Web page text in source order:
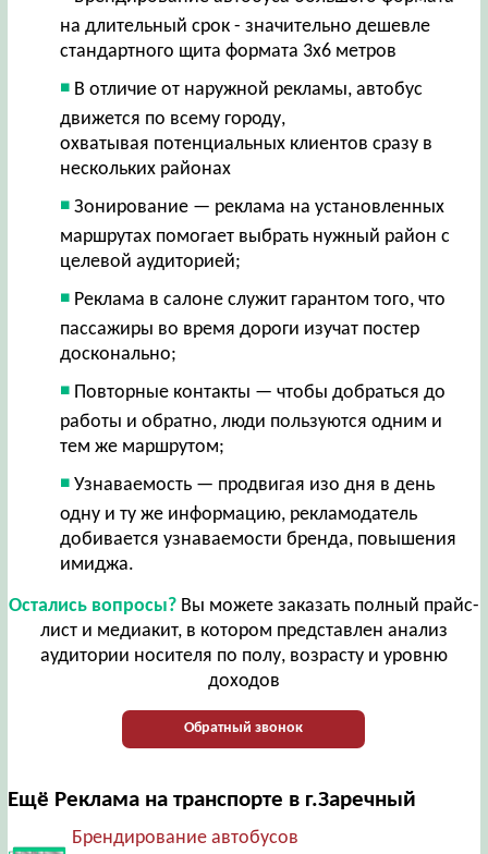
на длительный срок - значительно дешевле
стандартного щита формата 3х6 метров
В отличие от наружной рекламы, автобус
движется по всему городу,
охватывая потенциальных клиентов сразу в
нескольких районах
Зонирование — реклама на установленных
маршрутах помогает выбрать нужный район с
целевой аудиторией;
Реклама в салоне служит гарантом того, что
пассажиры во время дороги изучат постер
досконально;
Повторные контакты — чтобы добраться до
работы и обратно, люди пользуются одним и
тем же маршрутом;
Узнаваемость — продвигая изо дня в день
одну и ту же информацию, рекламодатель
добивается узнаваемости бренда, повышения
имиджа.
Остались вопросы?Вы можете заказать полный прайс-
лист и медиакит, в котором представлен анализ
аудитории носителя по полу, возрасту и уровню
доходов
Обратный звонок
Ещё Реклама на транспорте в г.Заречный
Брендирование автобусов